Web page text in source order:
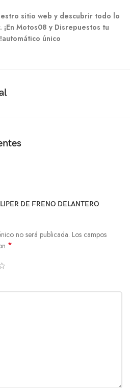
sitio web y descubrir todo lo
Motos08 y Disrepuestos tu
único
DE FRENO DELANTERO
no será publicada. Los campos
*